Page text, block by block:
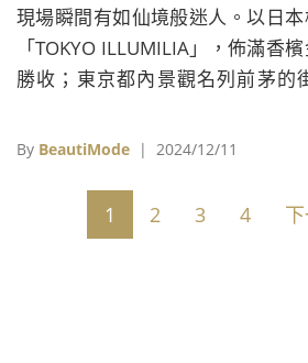
現場瞬間有如仙境般迷人。以日
「TOKYO ILLUMILIA」，佈滿香
勝收；東京都內景觀名列前茅的
冬季點燈；澀谷「青之洞窟」打
By BeautiMode | 2024/12/11
1 2 3 4